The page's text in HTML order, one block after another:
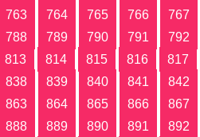
763 764 765 766 767
788 789 790 791 792
813 814 815 816 817
838 839 840 841 842
863 864 865 866 867
888 889 890 891 892